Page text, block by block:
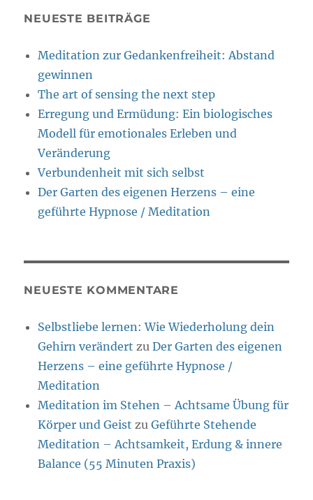
NEUESTE BEITRÄGE
Meditation zur Gedankenfreiheit: Abstand
gewinnen
The art of sensing the next step
Erregung und Ermüdung: Ein biologisches
Modell für emotionales Erleben und
Veränderung
Verbundenheit mit sich selbst
Der Garten des eigenen Herzens – eine
geführte Hypnose / Meditation
NEUESTE KOMMENTARE
Selbstliebe lernen: Wie Wiederholung dein
Gehirn verändert zuDer Garten des eigenen
Herzens – eine geführte Hypnose /
Meditation
Meditation im Stehen – Achtsame Übung für
Körper und Geist zuGeführte Stehende
Meditation – Achtsamkeit, Erdung & innere
Balance (55 Minuten Praxis)